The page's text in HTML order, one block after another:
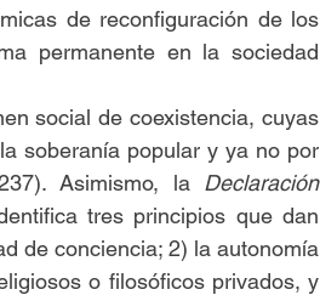
de reconfiguración de los
permanente en la sociedad
social de coexistencia, cuyas
soberanía popular y ya no por
Asimismo, la Declaración
tres principios que dan
de conciencia; 2) la autonomía
o filosóficos privados, y